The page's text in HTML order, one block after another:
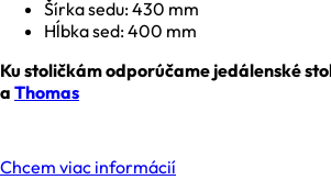
Šírka sedu: 430 mm
Hĺbka sed: 400 mm
Ku stoličkám odporúčame jedálenské
a Thomas
Chcem viac informácií